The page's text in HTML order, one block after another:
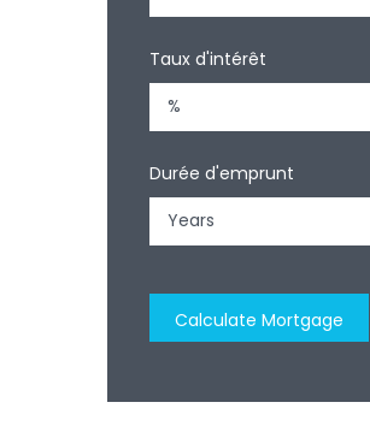
Taux d'intérêt
Durée d'emprunt